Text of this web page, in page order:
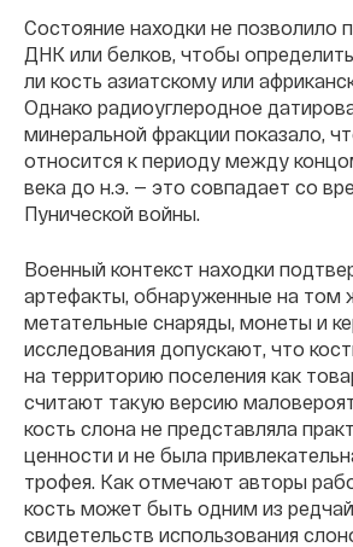
Состояние находки не позволило
ДНК или белков, чтобы
ли кость азиатскому или
Однако радиоуглеродное
минеральной фракции показало,
относится к периоду между
века до н.э. — это совпадает со
Пунической войны.
Военный контекст находки
артефакты, обнаруженные на том
метательные снаряды, монеты и
исследования допускают, что
на территорию поселения как
считают такую версию
кость слона не представляла
ценности и не была
трофея. Как отмечают авторы
кость может быть одним из
свидетельств использования